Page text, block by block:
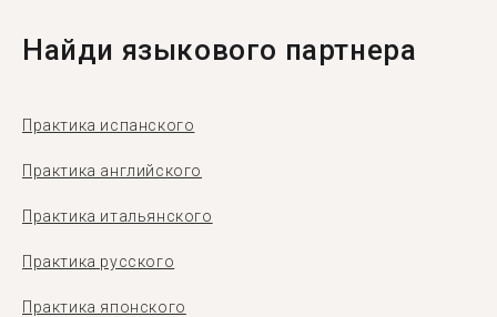
Найди языкового партнера
Практика испанского
Практика английского
Практика итальянского
Практика русского
Практика японского